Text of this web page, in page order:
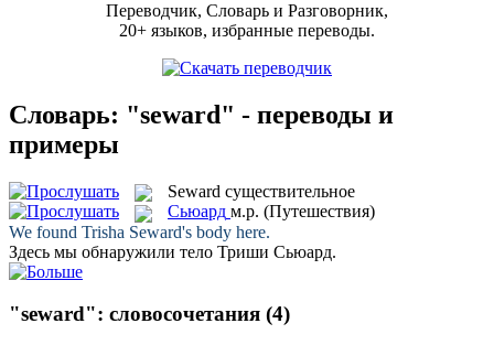
Переводчик, Словарь и Разговорник,
20+ языков, избранные переводы.
Словарь: "seward" - переводы и
примеры
Seward существительное
Сьюард м.р. (Путешествия)
We found Trisha Seward's body here.
Здесь мы обнаружили тело Триши Сьюард.
"seward": словосочетания (4)